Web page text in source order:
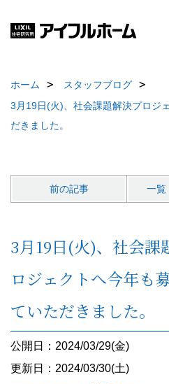
ホーム
スタッフブログ
3月19日(火)、社会課題解決プロジ
だきました。
前の記事 一覧
3月19日(火)、社会課
ロジェクトへ今年も
ていただきました。
公開日：2024/03/29(金)
更新日：2024/03/30(土)